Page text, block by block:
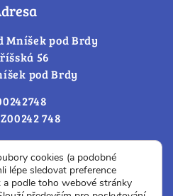
Mníšek pod Brdy
56
pod Brdy
748
souhlasu
cookies (a podobné
lépe sledovat preference
podle toho webové stránky